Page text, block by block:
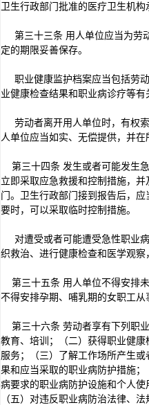
卫生行政部门批准的医疗卫生机构
第三十三条 用人单位应当为劳
定的期限妥善保存。
职业健康监护档案应当包括劳
业健康检查结果和职业病诊疗等有
劳动者离开用人单位时，有权
人单位应当如实、无偿提供，并在
第三十四条 发生或者可能发生
立即采取应急救援和控制措施，
门。卫生行政部门接到报告后，
要时，可以采取临时控制措施。
对遭受或者可能遭受急性职业
织救治、进行健康检查和医学观察
第三十五条 用人单位不得安排未
不得安排孕期、哺乳期的女职工
第三十六条 劳动者享有下列职
教育、培训；（二）获得职业健
服务；（三）了解工作场所产生
果和应当采取的职业病防护措施
病要求的职业病防护设施和个人
（五）对违反职业病防治法律、